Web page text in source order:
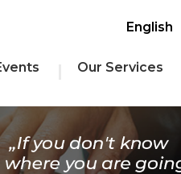
English
Our Services